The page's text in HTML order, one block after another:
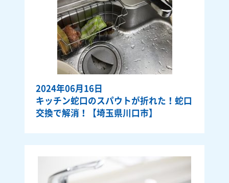
2024年06月16日
キッチン蛇口のスパウトが折れた！蛇口
交換で解消！【埼玉県川口市】